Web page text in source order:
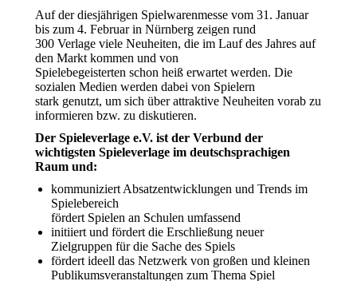
Auf der diesjährigen Spielwarenmesse vom 31. Januar
bis zum 4. Februar in Nürnberg zeigen rund
300 Verlage viele Neuheiten, die im Lauf des Jahres auf
den Markt kommen und von
Spielebegeisterten schon heiß erwartet werden. Die
sozialen Medien werden dabei von Spielern
stark genutzt, um sich über attraktive Neuheiten vorab zu
informieren bzw. zu diskutieren.
Der Spieleverlage e.V. ist der Verbund der
wichtigsten Spieleverlage im deutschsprachigen
Raum und:
kommuniziert Absatzentwicklungen und Trends im
Spielebereich
fördert Spielen an Schulen umfassend
initiiert und fördert die Erschließung neuer
Zielgruppen für die Sache des Spiels
fördert ideell das Netzwerk von großen und kleinen
Publikumsveranstaltungen zum Thema Spiel